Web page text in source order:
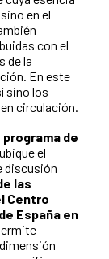
en el
con el
de la
En este
sino los
circulación.
programa de
el
discusión
las
Centro
España en